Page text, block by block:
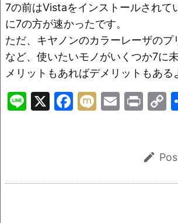
7の前はVistaをインストールされて
に7の方が速かったです。
ただ、キヤノンのカラーレーザのプ
など、使いたいモノがいくつか7に
メリットもあればデメリットもある
Li X
F
M E
Pr
y
